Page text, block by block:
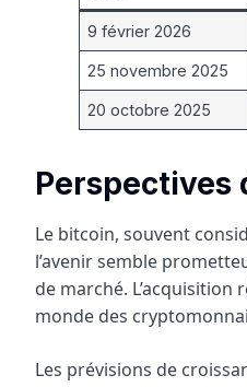
9 février 2026
25 novembre 2025
20 octobre 2025
Perspectives
Le bitcoin, souvent
l’avenir semble
de marché. L’acquisition
monde des
Les prévisions de